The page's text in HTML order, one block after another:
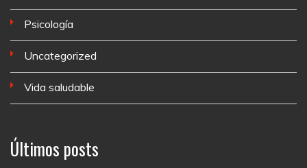
Psicología
Uncategorized
Vida saludable
Últimos posts